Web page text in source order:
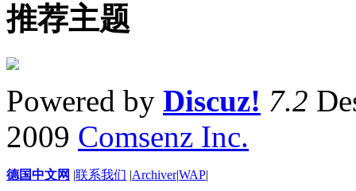
推荐主题
Powered by Discuz! 7.2
2009 Comsenz Inc.
德国中文网 |联系我们 |Archiver|WAP|